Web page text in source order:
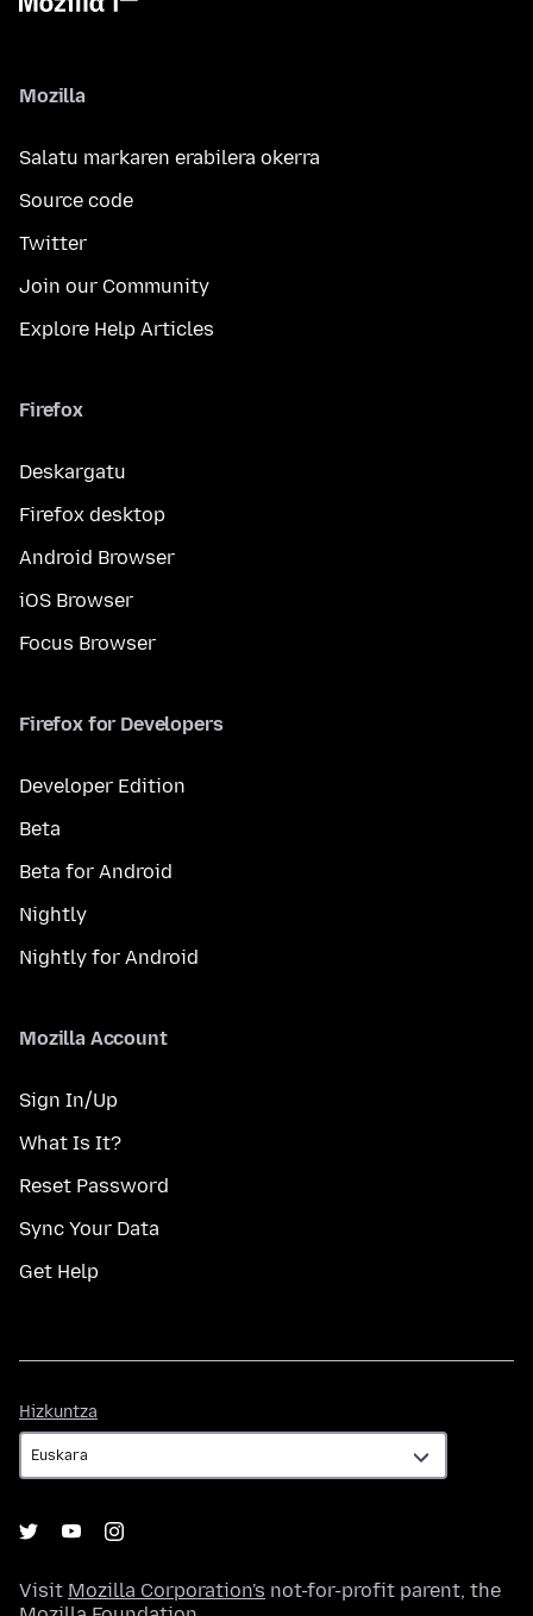
Mozilla
Salatu markaren erabilera okerra
Source code
Twitter
Join our Community
Explore Help Articles
Firefox
Deskargatu
Firefox desktop
Android Browser
iOS Browser
Focus Browser
Firefox for Developers
Developer Edition
Beta
Beta for Android
Nightly
Nightly for Android
Mozilla Account
Sign In/Up
What Is It?
Reset Password
Sync Your Data
Get Help
Hizkuntza
Visit Mozilla Corporation's not-for-profit parent, the